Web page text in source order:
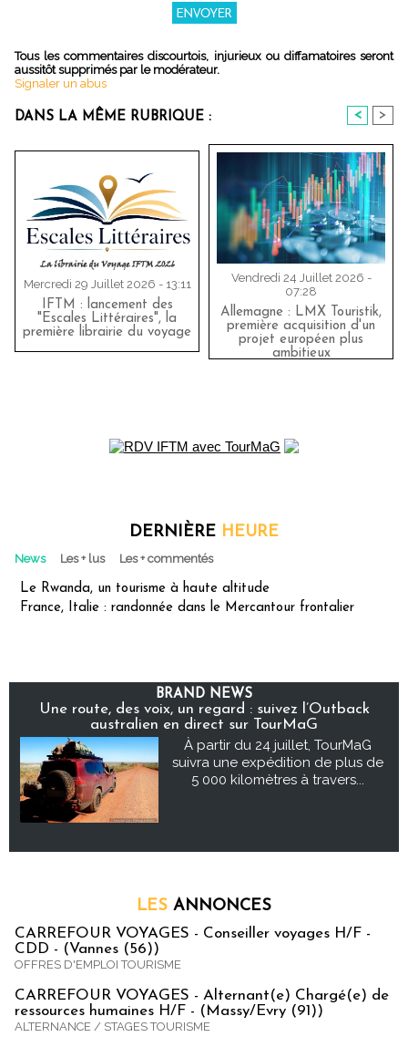
Tous les commentaires discourtois, injurieux ou diffamatoires seront
aussitôt supprimés par le modérateur.
Signaler un abus
DANS LA MÊME RUBRIQUE : < >
Mercredi 29 Juillet 2026 - 13:11
IFTM : lancement des
"Escales Littéraires", la
première librairie du voyage
Vendredi 24 Juillet 2026 -
07:28
Allemagne : LMX Touristik,
première acquisition d'un
projet européen plus
ambitieux
DERNIÈRE HEURE
News Les + lus Les + commentés
Le Rwanda, un tourisme à haute altitude
France, Italie : randonnée dans le Mercantour frontalier
BRAND NEWS
Une route, des voix, un regard : suivez l’Outback
australien en direct sur TourMaG
À partir du 24 juillet, TourMaG
suivra une expédition de plus de
5 000 kilomètres à travers...
LES ANNONCES
CARREFOUR VOYAGES - Conseiller voyages H/F -
CDD - (Vannes (56))
OFFRES D'EMPLOI TOURISME
CARREFOUR VOYAGES - Alternant(e) Chargé(e) de
ressources humaines H/F - (Massy/Evry (91))
ALTERNANCE / STAGES TOURISME